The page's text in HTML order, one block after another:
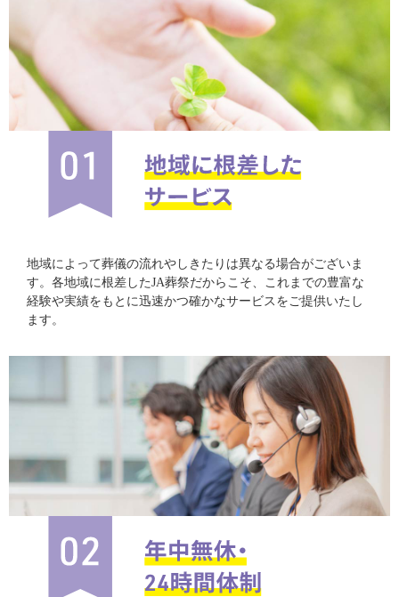
地域によって葬儀の流れやしきたりは異なる場合がございま
す。各地域に根差したJA葬祭だからこそ、これまでの豊富な
経験や実績をもとに迅速かつ確かなサービスをご提供いたし
ます。